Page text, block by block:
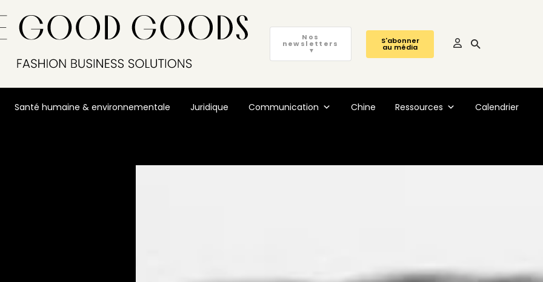
Nos
newsletters
▼
S'abonner
au média
Santé humaine & environnementale Juridique Communication Chine Ressources Calendrier